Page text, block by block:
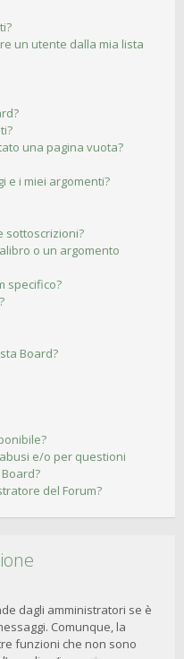
un utente dalla mia lista
una pagina vuota?
e i miei argomenti?
sottoscrizioni?
o un argomento
specifico?
Board?
e/o per questioni
del Forum?
dagli amministratori se è
Comunque, la
funzioni che non sono